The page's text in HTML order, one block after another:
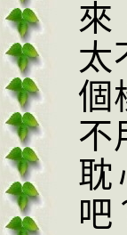
來
太
個
不
耽
吧